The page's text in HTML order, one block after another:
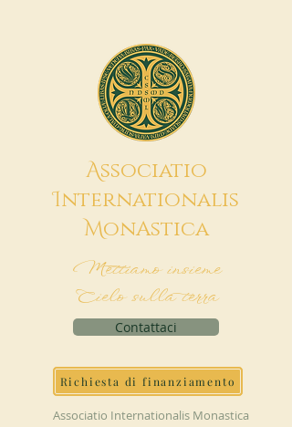
Associatio
Internationalis
MonAstica
Mettiamo insieme
Cielo sulla terra
Contattaci
Richiesta di finanziamento
Associatio Internationalis Monastica